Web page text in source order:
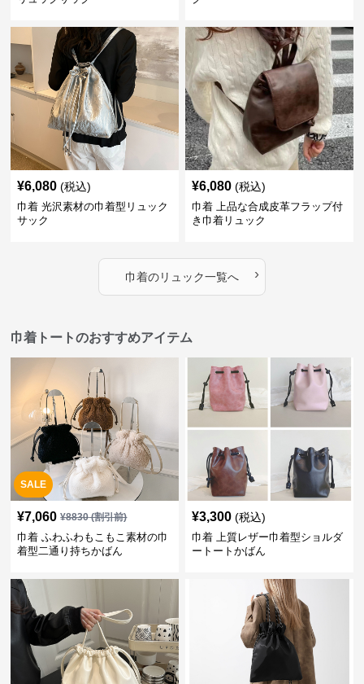
¥6,080 (税込)
巾着 光沢素材の巾着型リュック
サック
¥6,080 (税込)
巾着 上品な合成皮革フラップ付
き巾着リュック
巾着のリュック一覧へ ›
巾着トートのおすすめアイテム
SALE
¥7,060 ¥8830(割引前)
巾着 ふわふわもこもこ素材の巾
着型二通り持ちかばん
¥3,300 (税込)
巾着 上質レザー巾着型ショルダ
ートートかばん